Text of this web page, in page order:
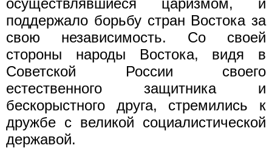
поддержало борьбу стран Востока за
свою независимость. Со своей
стороны народы Востока, видя в
Советской России своего
естественного защитника и
бескорыстного друга, стремились к
дружбе с великой социалистической
державой.